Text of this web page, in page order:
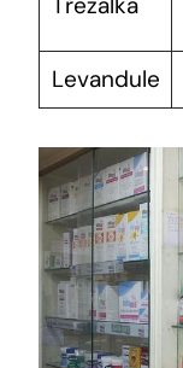
Levandule